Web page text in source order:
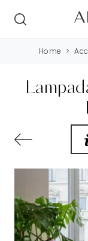
Home >